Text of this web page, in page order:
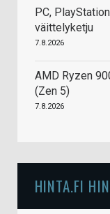
PC,
väittelyketju
7.8.2026
AMD Ryzen
(Zen 5)
7.8.2026
HINTA.FI